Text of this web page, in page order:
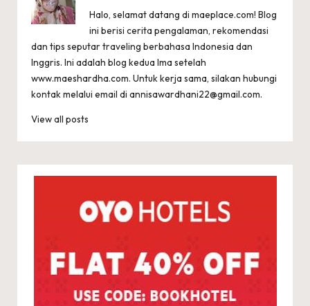
Halo, selamat datang di maeplace.com! Blog
ini berisi cerita pengalaman, rekomendasi
dan tips seputar traveling berbahasa Indonesia dan
Inggris. Ini adalah blog kedua Ima setelah
www.maeshardha.com. Untuk kerja sama, silakan hubungi
kontak melalui email di annisawardhani22@gmail.com.
View all posts